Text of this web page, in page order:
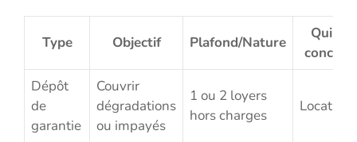
Type Objectif Plafond/Nature
Qui est
Dépôt
de
garantie
Couvrir
dégradations
ou impayés
1 ou 2 loyers
hors charges
Locataire